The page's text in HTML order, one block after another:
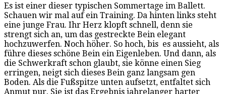
Es ist einer dieser typischen Sommertage im Ballett.
Schauen wir mal auf ein Training. Da hinten links steht
eine junge Frau. Ihr Herz klopft schnell, denn sie
strengt sich an, um das gestreckte Bein elegant
hochzuwerfen. Noch höher. So hoch, bis es aussieht, als
führe dieses schöne Bein ein Eigenleben. Und dann, als
die Schwerkraft schon glaubt, sie könne einen Sieg
erringen, neigt sich dieses Bein ganz langsam gen
Boden. Als die Fußspitze unten aufsetzt, entfaltet sich
Anmut pur. Sie ist das Ergebnis jahrelanger harter